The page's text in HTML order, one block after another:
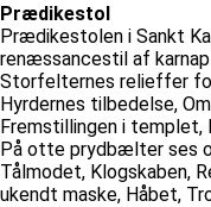
Prædikestol
Prædikestolen i Sankt
renæssancestil af
Storfelternes relieffer
Hyrdernes tilbedelse,
Fremstillingen i templet,
På otte prydbælter ses
Tålmodet, Klogskaben,
ukendt maske, Håbet,